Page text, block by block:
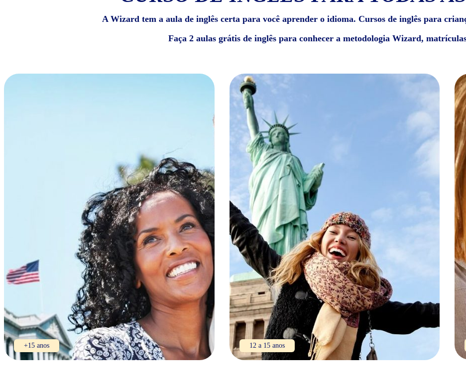
A Wizard tem a aula de inglês certa para você aprender o idioma. Cursos de inglês para
Faça 2 aulas grátis de inglês para conhecer a metodologia Wizard,
+15 anos 12 a 15 anos